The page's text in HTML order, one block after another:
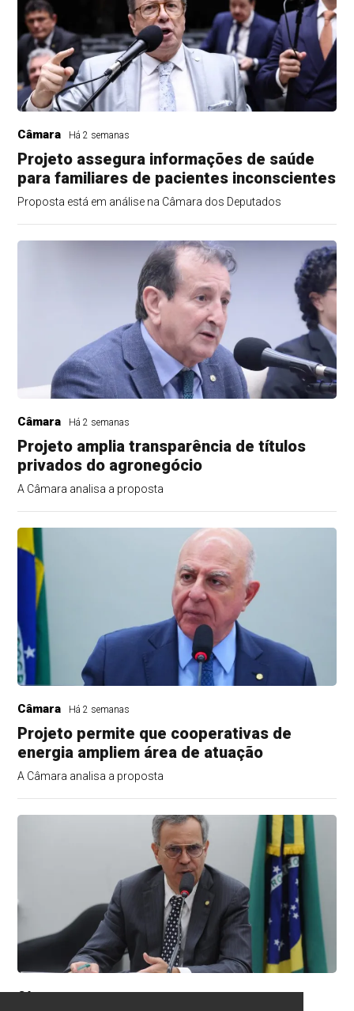
Câmara Há 2 semanas
Projeto assegura informações de saúde
para familiares de pacientes inconscientes
Proposta está em análise na Câmara dos Deputados
Câmara Há 2 semanas
Projeto amplia transparência de títulos
privados do agronegócio
A Câmara analisa a proposta
Câmara Há 2 semanas
Projeto permite que cooperativas de
energia ampliem área de atuação
A Câmara analisa a proposta
Câmara